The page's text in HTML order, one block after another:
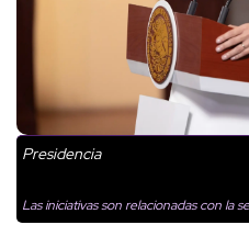
Presidencia
Las iniciativas son relacionadas con la